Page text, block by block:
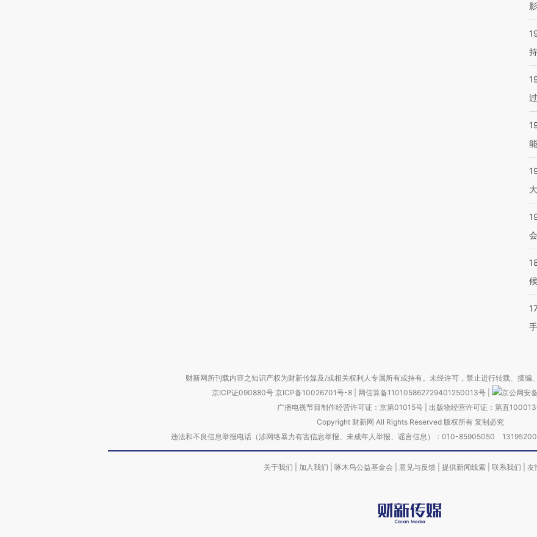
财新网所刊载内容之知识产权为财新传媒及/或相关权利人专属所有或持有。未经许可，禁止进行转载、摘编
京ICP证090880号 京ICP备10026701号-8 网信算备110105862729401250013号
京公网安
广播电视节目制作经营许可证：京第01015号| 出版物经营许可证：第直
Copyright 财新网 All Rights Reserved 版权所有 复制必究
违法和不良信息举报电话（涉网络暴力有害信息举报、未成年人举报、谣言信息）：010-85905050
关于我们 加入我们 啄木鸟公益基金会 意见与反馈 提供新闻线索 联系我们 友